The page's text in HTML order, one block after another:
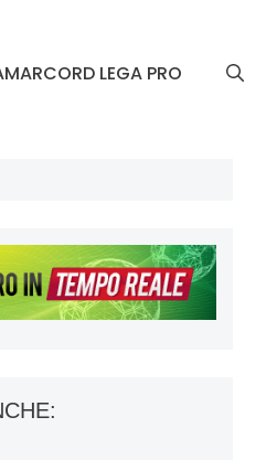
LEGA PRO